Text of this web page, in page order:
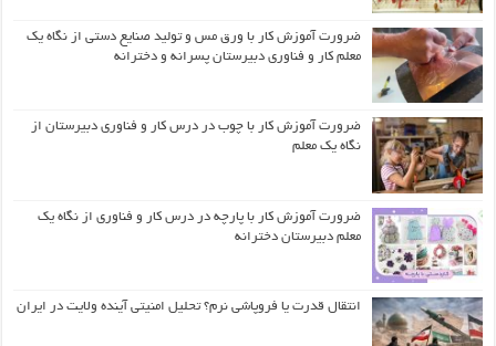
ضرورت آموزش کار با ورق مس و تولید صنایع دستی از نگاه یک
معلم کار و فناوری دبیرستان پسرانه و دخترانه
ضرورت آموزش کار با چوب در درس کار و فناوری دبیرستان از
نگاه یک معلم
ضرورت آموزش کار با پارچه در درس کار و فناوری از نگاه یک
معلم دبیرستان دخترانه
انتقال قدرت یا فروپاشی نرم؟ تحلیل امنیتی آینده ولایت در ایران